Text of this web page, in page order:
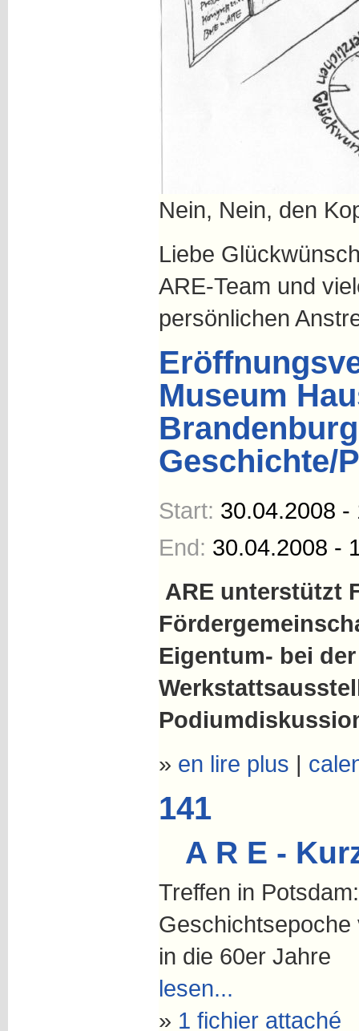
Nein, Nein, den
Liebe
ARE-Team und
persönlichen
Museum
Geschichte/
Start: 30.04.2008 -
End: 30.04.2008 -
ARE unterstützt
Eigentum- bei
» en lire plus |
141
A R E -
Treffen in
in die 60er Jahre
lesen...
» 1 fichier attaché